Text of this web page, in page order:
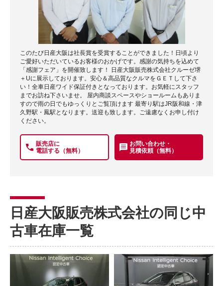
このたび日産大阪は社長賞を受賞することができました！日頃より
ご愛好いただいているお客様のおかげです。感謝の気持ちを込めて
「感謝フェア」を開催致します！ 日産大阪販売株式会社クルーゼ堺
＋Uに展示しております。安心＆高品質なクルマをＧＥＴして下さ
い！全車日産ワイド保証付きとなっております。お気軽にスタッフ
までお訪ね下さいませ。 屋内商談スペースやショールームもありま
すので雨の日でもゆっくりとご覧頂けます 最寄り駅はJR阪和線・津
久野駅・鳳駅となります。送迎も致します。ご遠慮なくお申し付け
ください。
販売店に
電話する（無料）
お問い合わせ・
見積依頼（無料）
日産大阪販売株式会社の同じ中
古車在庫一覧